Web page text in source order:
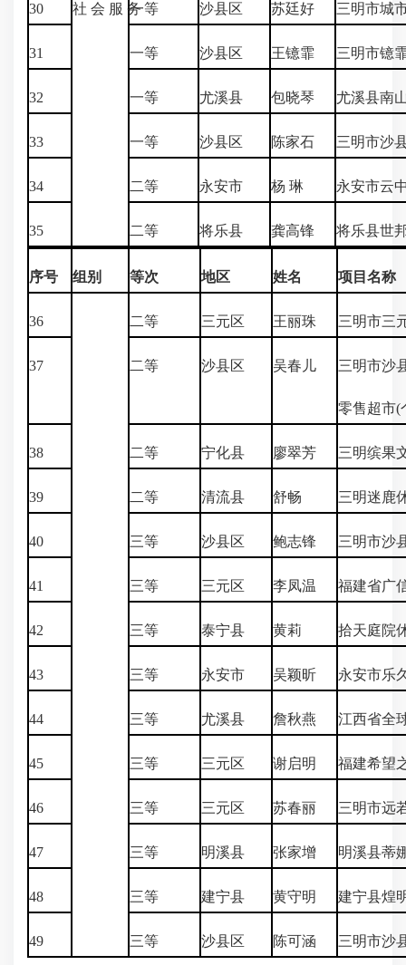
30 社 会 服 务一等 沙县区 苏廷好 三明市城
31 一等 沙县区 王镱霏 三明市镱
32 一等 尤溪县 包晓琴 尤溪县南
33 一等 沙县区 陈家石 三明市沙
34 二等 永安市 杨 琳 永安市云
35 二等 将乐县 龚高锋 将乐县世
序号 组别 等次 地区 姓名 项目名称
36 二等 三元区 王丽珠 三明市三
37 二等 沙县区 吴春儿 三明市沙
零售超市(
38 二等 宁化县 廖翠芳 三明缤果
39 二等 清流县 舒畅 三明迷鹿
40 三等 沙县区 鲍志锋 三明市沙
41 三等 三元区 李凤温 福建省广
42 三等 泰宁县 黄莉 拾天庭院
43 三等 永安市 吴颖昕 永安市乐
44 三等 尤溪县 詹秋燕 江西省全
45 三等 三元区 谢启明 福建希望
46 三等 三元区 苏春丽 三明市远
47 三等 明溪县 张家增 明溪县蒂
48 三等 建宁县 黄守明 建宁县煌
49 三等 沙县区 陈可涵 三明市沙